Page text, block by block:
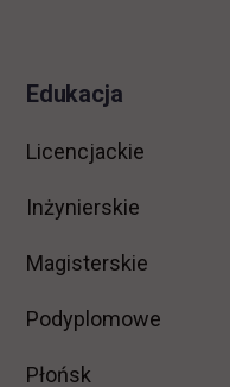
Edukacja
Licencjackie
Inżynierskie
Magisterskie
Podyplomowe
Płońsk